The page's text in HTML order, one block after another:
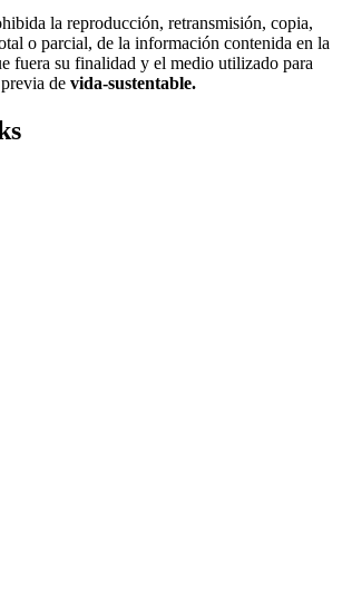
la reproducción, retransmisión, copia,
o parcial, de la información contenida en la
fuera su finalidad y el medio utilizado para
de vida-sustentable.